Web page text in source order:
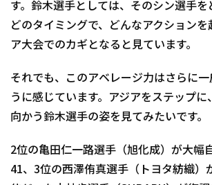
す。鈴木選手としては、そのシン選手を
どのタイミングで、どんなアクションを
ア大会でのカギとなると見ています。
それでも、このアベレージ力はさらに
うに感じています。アジアをステップに
向かう鈴木選手の姿を見てみたいです。
2位の亀田仁一路選手（旭化成）が大幅
41、3位の西澤侑真選手（トヨタ紡織）